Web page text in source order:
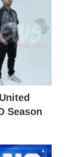
Season